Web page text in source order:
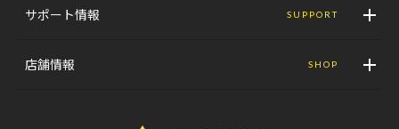
サポート情報 SUPPORT
店舗情報 SHOP